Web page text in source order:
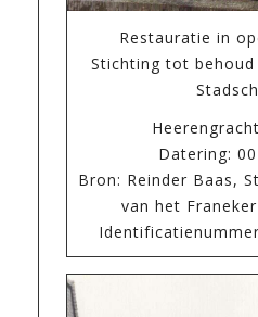
Restauratie in
Stichting tot
Heerengracht
Datering:
Bron: Reinder Baas,
van het